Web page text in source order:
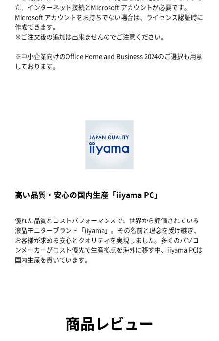
た、インターネット接続とMicrosoft アカウントが必要です。
Microsoft アカウントをお持ちでない場合は、ライセンス認証時に
作成できます。
※ご注文後の追加は出来ませんのでご注意ください。
※中小企業向けのOffice Home and Business 2024のご選択も用意
しております。
高い品質・安心の国内生産「iiyama PC」
優れた品質とコストパフォーマンスで、世界から評価されている
液晶モニターブランド「iiyama」。その名前と理念を受け継ぎ、
お客様が求める安心とクオリティを実現しました。多くのパソコ
ンメーカーがコスト優先で生産拠点を海外に移す中、iiyama PCは
国内生産を貫いています。
商品レビュー